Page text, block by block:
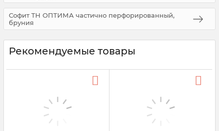
Софит ТН ОПТИМА частично перфорированный,
бруния
Рекомендуемые товары